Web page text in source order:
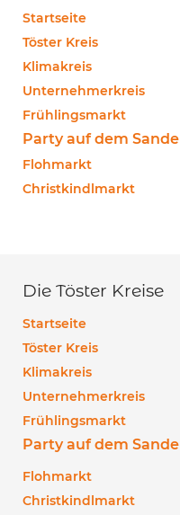
Startseite
Töster Kreis
Klimakreis
Unternehmerkreis
Frühlingsmarkt
Party auf dem Sande
Flohmarkt
Christkindlmarkt
Die Töster Kreise
Startseite
Töster Kreis
Klimakreis
Unternehmerkreis
Frühlingsmarkt
Party auf dem Sande
Flohmarkt
Christkindlmarkt